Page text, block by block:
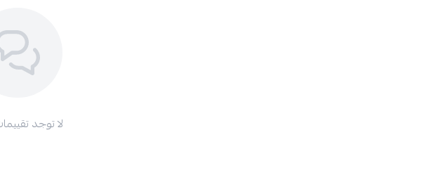
لا توجد